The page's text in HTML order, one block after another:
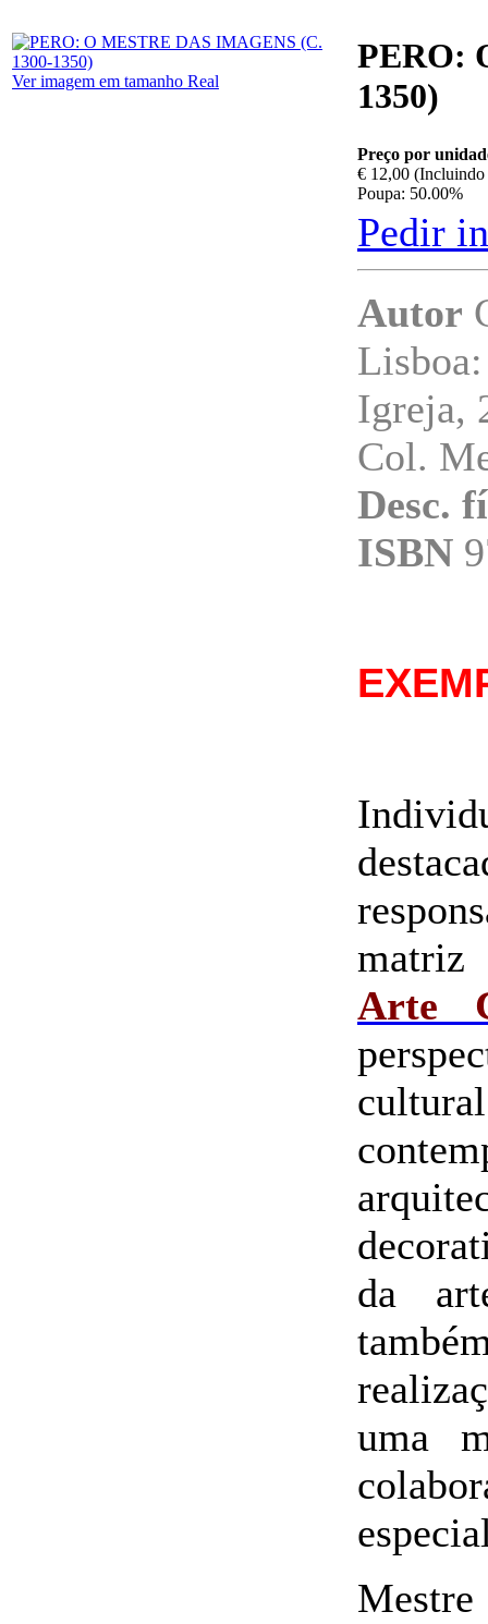
Ver imagem em tamanho Real
PERO:
1350)
Preço por
€ 12,00
Poupa: 50.00%
Pedir
Autor
Igreja,
Col.
Desc.
ISBN
Arte
da
uma